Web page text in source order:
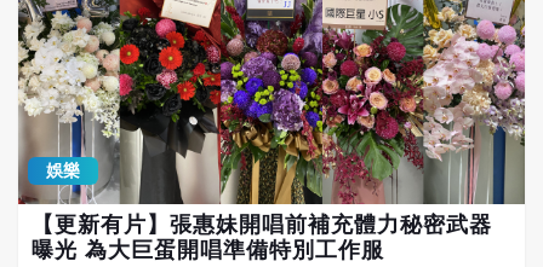
娛樂
【更新有片】張惠妹開唱前補充體力秘密武器
曝光 為大巨蛋開唱準備特別工作服